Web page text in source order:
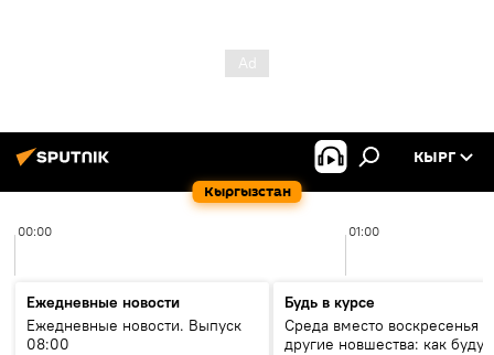
Кыргызстан
КЫРГ
00:00 01:00
Ежедневные новости
Ежедневные новости. Выпуск
08:00
Будь в курсе
Среда вместо воскресенья и
другие новшества: как будут